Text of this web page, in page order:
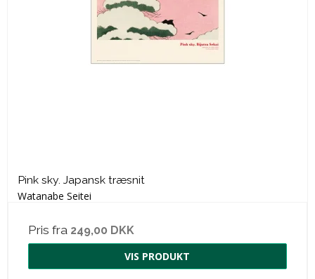
Pink sky. Japansk træsnit
Watanabe Seitei
Pris fra 249,00 DKK
VIS PRODUKT